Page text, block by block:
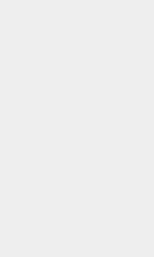
Video